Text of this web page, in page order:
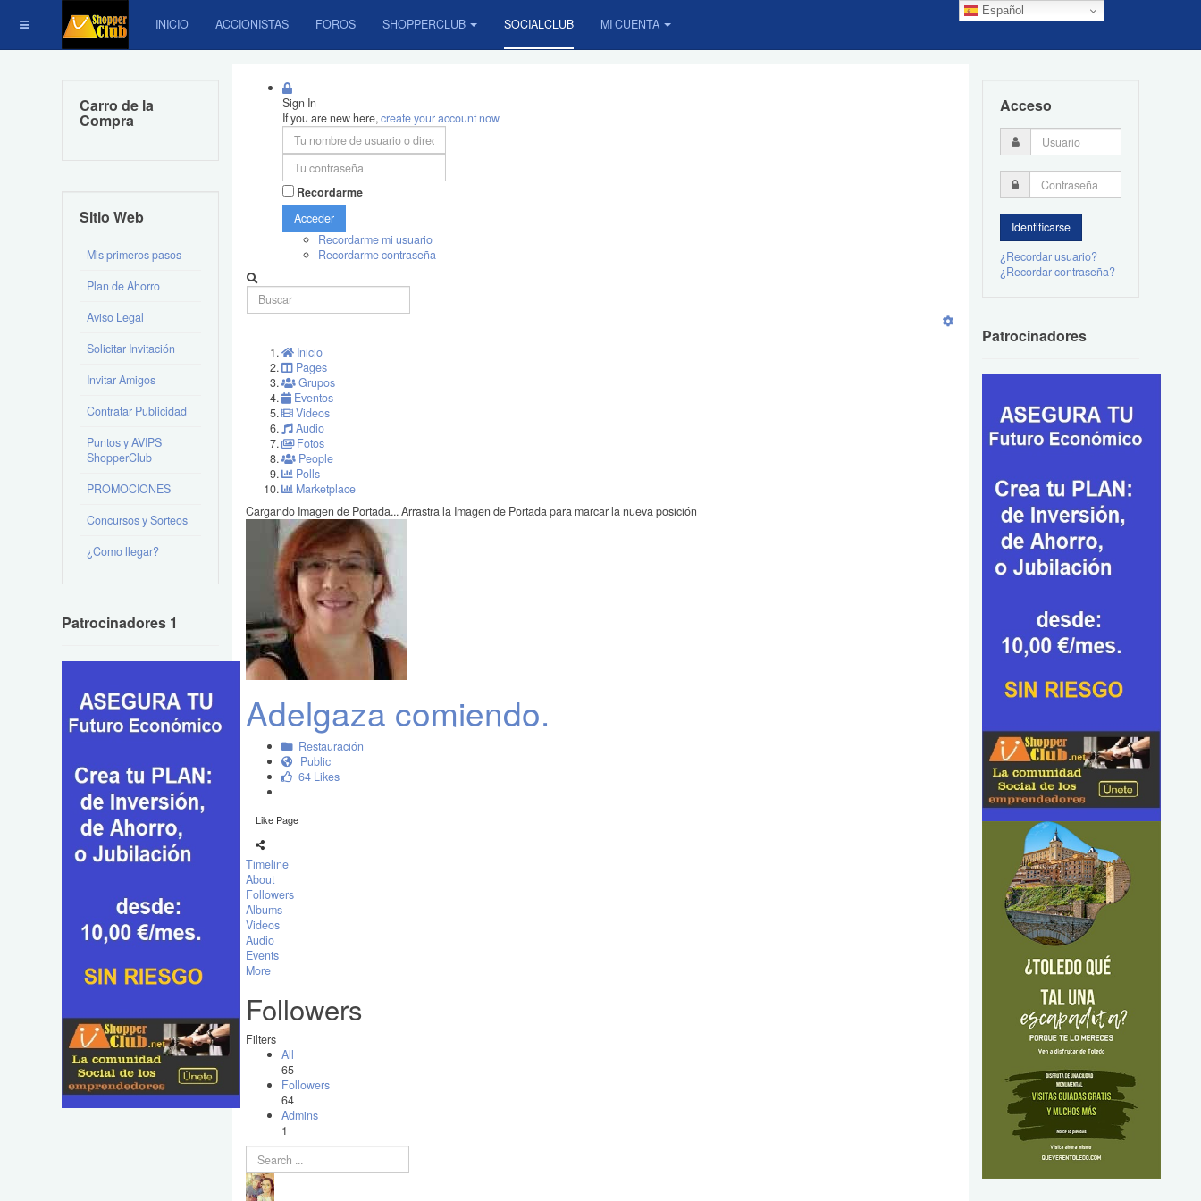
Español
INICIO ACCIONISTAS FOROS SHOPPERCLUB SOCIALCLUB MI CUENTA
Sign In
If you are new here,create your account now
Recordarme
Acceder
Recordarme mi usuario
Recordarme contraseña
Inicio
Pages
Grupos
Eventos
Videos
Audio
Fotos
People
Polls
Marketplace
Cargando Imagen de Portada...Arrastra la Imagen de Portada para marcar la nueva posición
Adelgaza comiendo.
Restauración
Public
64 Likes
Like Page
Timeline
About
Followers
Albums
Videos
Audio
Events
More
Followers
Filters
All
65
Followers
64
Admins
1
Carro de la
Compra
Sitio Web
Mis primeros pasos
Plan de Ahorro
Aviso Legal
Solicitar Invitación
Invitar Amigos
Contratar Publicidad
Puntos y AVIPS
ShopperClub
PROMOCIONES
Concursos y Sorteos
¿Como llegar?
Patrocinadores 1
Acceso
¿Recordar usuario?
¿Recordar contraseña?
Patrocinadores